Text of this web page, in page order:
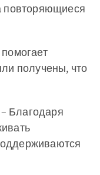
повторяющиеся
получены, что
– Благодаря